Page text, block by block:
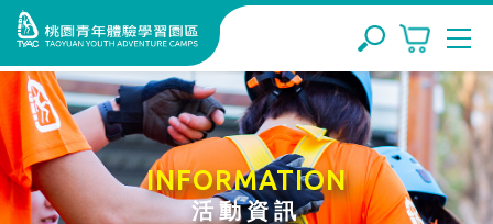
INFORMATION
活動資訊